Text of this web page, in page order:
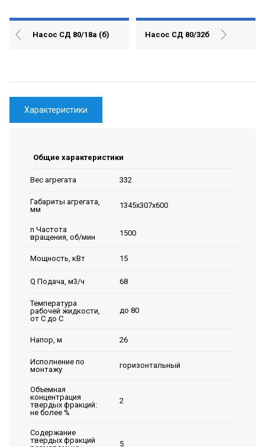
Насос СД 80/18а (б) Насос СД 80/32б
Характеристики
Общие характеристики
Вес агрегата 332
Габариты агрегата,
мм
1345х307х600
n Частота
вращения, об/мин
1500
Мощность, кВт 15
Q Подача, м3/ч 68
Температура
рабочей жидкости,
от С до С
до 80
Напор, м 26
Исполнение по
монтажу
горизонтальный
Объемная
концентрация
твердых фракций:
не более %
2
Содержание
твердых фракций
5